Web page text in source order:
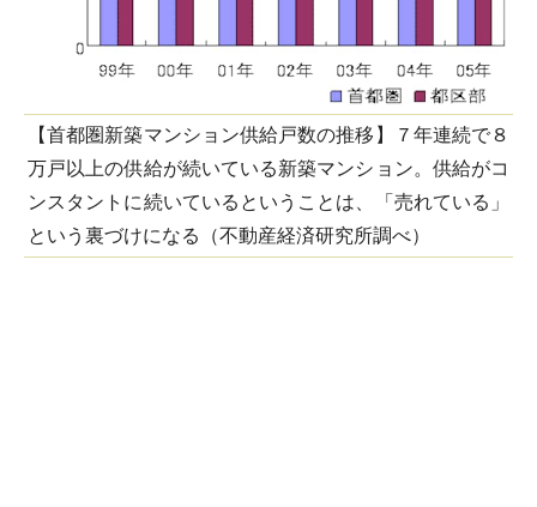
【首都圏新築マンション供給戸数の推移】７年連続で８
万戸以上の供給が続いている新築マンション。供給がコ
ンスタントに続いているということは、「売れている」
という裏づけになる（不動産経済研究所調べ）